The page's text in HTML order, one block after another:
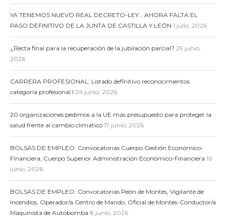
YA TENEMOS NUEVO REAL DECRETO-LEY… AHORA FALTA EL
PASO DEFINITIVO DE LA JUNTA DE CASTILLA Y LEÓN 1 julio, 2026
¿Recta final para la recuperación de la jubilación parcial? 29 junio,
2026
CARRERA PROFESIONAL: Listado definitivo reconocimientos
categoría profesional I 24 junio, 2026
20 organizaciones pedimos a la UE más presupuesto para proteger la
salud frente al cambio climático 17 junio, 2026
BOLSAS DE EMPLEO: Convocatorias Cuerpo Gestión Económico-
Financiera, Cuerpo Superior Administración Económico-Financiera 16
junio, 2026
BOLSAS DE EMPLEO: Convocatorias Peón de Montes, Vigilante de
Incendios, Operador/a Centro de Mando, Oficial de Montes-Conductor/a
Maquinista de Autobomba 8 junio, 2026